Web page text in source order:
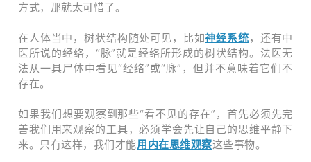
方式，那就太可惜了。
在人体当中，树状结构随处可见，比如神经系统，还有中
医所说的经络，“脉”就是经络所形成的树状结构。法医无
法从一具尸体中看见“经络”或“脉”，但并不意味着它们不
存在。
如果我们想要观察到那些“看不见的存在”，首先必须先完
善我们用来观察的工具，必须学会先让自己的思维平静下
来。只有这样，我们才能用内在思维观察这些事物。